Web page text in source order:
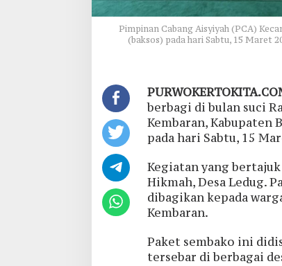
Pimpinan Cabang Aisyiyah (PCA)
(baksos) pada hari Sabtu, 15 Maret
berbagi di bulan suci
Kembaran, Kabupaten
pada hari Sabtu, 15
Kegiatan yang
Hikmah, Desa Ledug.
dibagikan kepada
Kembaran.
Paket sembako ini
tersebar di berbagai